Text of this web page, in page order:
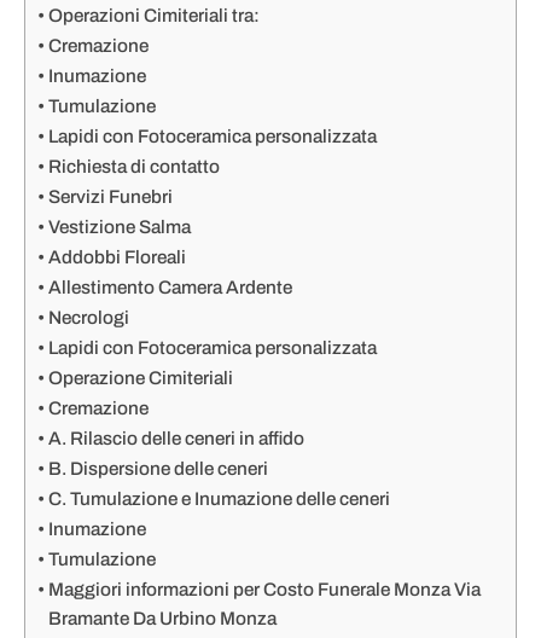
Operazioni Cimiteriali tra:
Cremazione
Inumazione
Tumulazione
Lapidi con Fotoceramica personalizzata
Richiesta di contatto
Servizi Funebri
Vestizione Salma
Addobbi Floreali
Allestimento Camera Ardente
Necrologi
Lapidi con Fotoceramica personalizzata
Operazione Cimiteriali
Cremazione
A. Rilascio delle ceneri in affido
B. Dispersione delle ceneri
C. Tumulazione e Inumazione delle ceneri
Inumazione
Tumulazione
Maggiori informazioni per Costo Funerale Monza Via
Bramante Da Urbino Monza